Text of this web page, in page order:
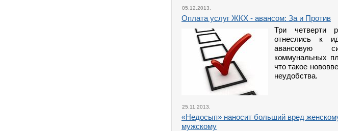
05.12.2013.
Оплата услуг ЖКХ - авансом: За и Против
Три четверти
отнеслись к
авансовую
коммунальных
что такое
неудобства.
25.11.2013.
«Недосып» наносит больший вред
мужскому